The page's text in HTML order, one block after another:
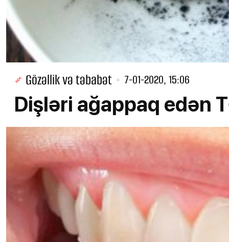
Gözəllik və təbabət 7-01-2020, 15:06
Dişləri ağappaq edən